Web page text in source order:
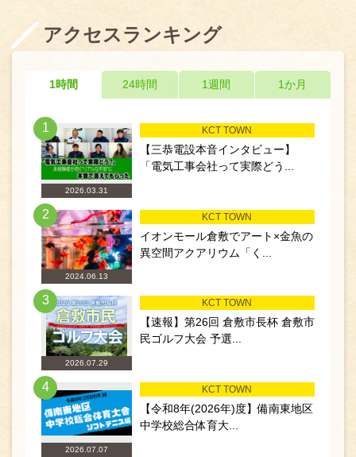
アクセスランキング
1時間 24時間 1週間 1か月
1
2026.03.31
KCT TOWN
【三恭電設本音インタビュー】
「電気工事会社って実際どう...
2
2024.06.13
KCT TOWN
イオンモール倉敷でアート×金魚の
異空間アクアリウム「く...
3
2026.07.29
KCT TOWN
【速報】第26回 倉敷市長杯 倉敷市
民ゴルフ大会 予選...
4
2026.07.07
KCT TOWN
【令和8年(2026年)度】備南東地区
中学校総合体育大...